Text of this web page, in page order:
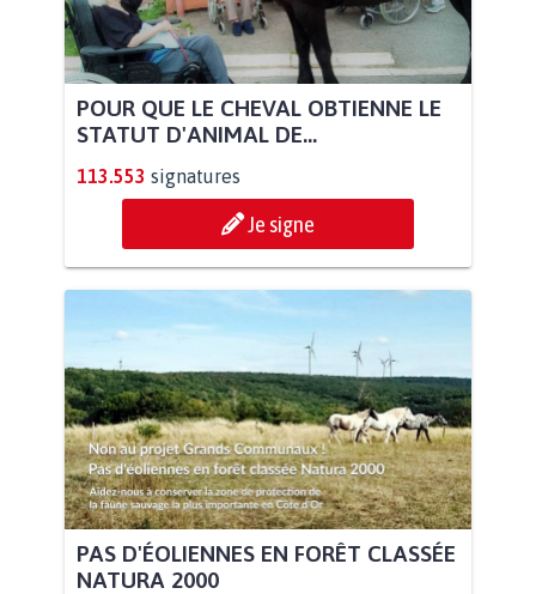
POUR QUE LE CHEVAL OBTIENNE LE
STATUT D'ANIMAL DE...
113.553 signatures
Je signe
PAS D'ÉOLIENNES EN FORÊT CLASSÉE
NATURA 2000